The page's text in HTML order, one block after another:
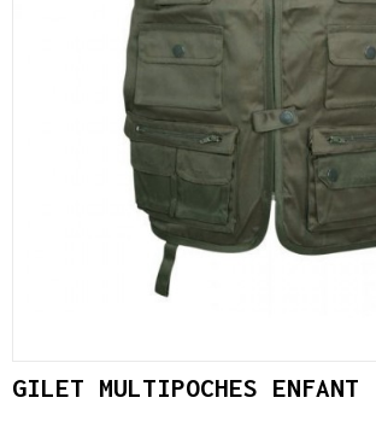
GILET MULTIPOCHES ENFANT